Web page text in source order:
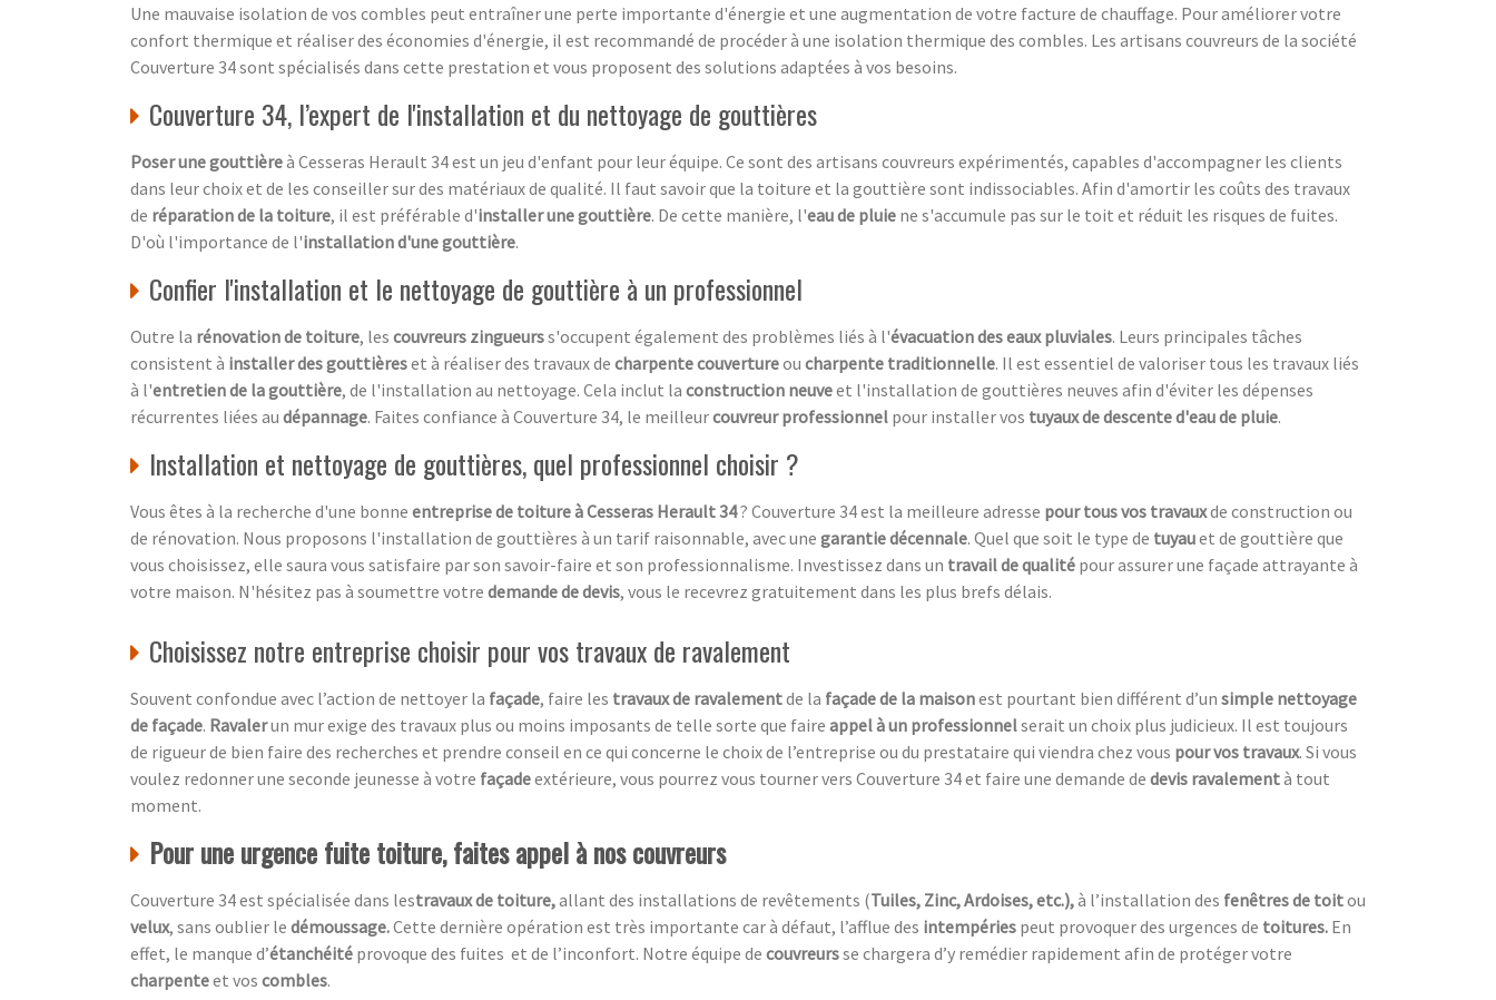
Une mauvaise isolation de vos combles peut entraîner une perte importante d'énergie et une augmentation de votre facture de chauffage. Pour améliorer votre
confort thermique et réaliser des économies d'énergie, il est recommandé de procéder à une isolation thermique des combles. Les artisans couvreurs de la société
Couverture 34 sont spécialisés dans cette prestation et vous proposent des solutions adaptées à vos besoins.
Couverture 34, l’expert de l'installation et du nettoyage de gouttières
Poser une gouttièreà Cesseras Herault 34 est un jeu d'enfant pour leur équipe. Ce sont des artisans couvreurs expérimentés, capables d'accompagner les clients
dans leur choix et de les conseiller sur des matériaux de qualité. Il faut savoir que la toiture et la gouttière sont indissociables. Afin d'amortir les coûts des travaux
de réparation de la toiture, il est préférable d'installer une gouttière. De cette manière, l'eau de pluie ne s'accumule pas sur le toit et réduit les risques de fuites.
D'où l'importance de l'installation d'une gouttière.
Confier l'installation et le nettoyage de gouttière à un professionnel
Outre la rénovation de toiture, les couvreurs zingueurss'occupent également des problèmes liés à l'évacuation des eaux pluviales. Leurs principales tâches
consistent à installer des gouttièreset à réaliser des travaux de charpente couvertureou charpente traditionnelle. Il est essentiel de valoriser tous les travaux liés
à l'entretien de la gouttière, de l'installation au nettoyage. Cela inclut la construction neuveet l'installation de gouttières neuves afin d'éviter les dépenses
récurrentes liées au dépannage. Faites confiance à Couverture 34, le meilleurcouvreur professionnel pour installer vos tuyaux de descente d'eau de pluie.
Installation et nettoyage de gouttières, quel professionnel choisir ?
Vous êtes à la recherche d'une bonne entreprise de toiture à Cesseras Herault 34? Couverture 34 est la meilleure adresse pour tous vos travauxde construction ou
de rénovation. Nous proposons l'installation de gouttières à un tarif raisonnable, avec une garantie décennale. Quel que soit le type de tuyauet de gouttière que
vous choisissez, elle saura vous satisfaire par son savoir-faire et son professionnalisme. Investissez dans un travail de qualité pour assurer une façade attrayante à
votre maison. N'hésitez pas à soumettre votre demande de devis, vous le recevrez gratuitement dans les plus brefs délais.
Choisissez notre entreprise choisir pour vos travaux de ravalement
Souvent confondue avec l’action de nettoyer la façade, faire les travaux de ravalementde la façade de la maisonest pourtant bien différent d’un simple nettoyage
de façade. Ravalerun mur exige des travaux plus ou moins imposants de telle sorte que faire appel à un professionnelserait un choix plus judicieux. Il est toujours
de rigueur de bien faire des recherches et prendre conseil en ce qui concerne le choix de l’entreprise ou du prestataire qui viendra chez vous pour vos travaux. Si vous
voulez redonner une seconde jeunesse à votre façadeextérieure, vous pourrez vous tourner vers Couverture 34 et faire une demande de devis ravalementà tout
moment.
Pour une urgence fuite toiture, faites appel à nos couvreurs
Couverture 34 est spécialisée dans lestravaux de toiture,allant des installations de revêtements (Tuiles, Zinc, Ardoises, etc.),à l’installation des fenêtres de toitou
velux, sans oublier le démoussage.Cette dernière opération est très importante car à défaut, l’afflue des intempéries peut provoquer des urgences de toitures. En
effet, le manque d’étanchéité provoque des fuites et de l’inconfort. Notre équipe de couvreursse chargera d’y remédier rapidement afin de protéger votre
charpenteet vos combles.